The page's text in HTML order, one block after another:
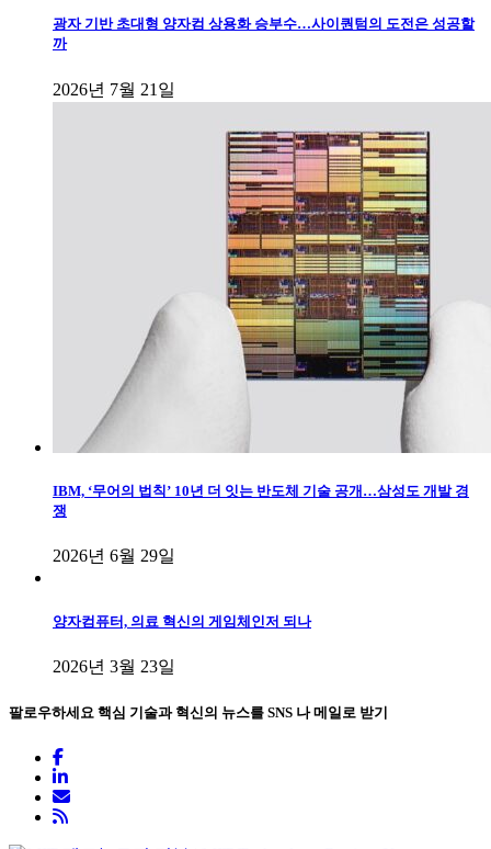
광자 기반 초대형 양자컴 상용화 승부수…사이퀀텀의 도전은 성공할
까
2026년 7월 21일
IBM, ‘무어의 법칙’ 10년 더 잇는 반도체 기술 공개…삼성도 개발 경
쟁
2026년 6월 29일
양자컴퓨터, 의료 혁신의 게임체인저 되나
2026년 3월 23일
팔로우하세요 핵심 기술과 혁신의 뉴스를 SNS 나 메일로 받기